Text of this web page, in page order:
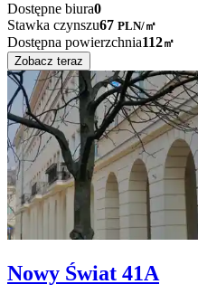
Dostępne biura0
Stawka czynszu67 PLN/㎡
Dostępna powierzchnia112㎡
Zobacz teraz
Nowy Świat 41A